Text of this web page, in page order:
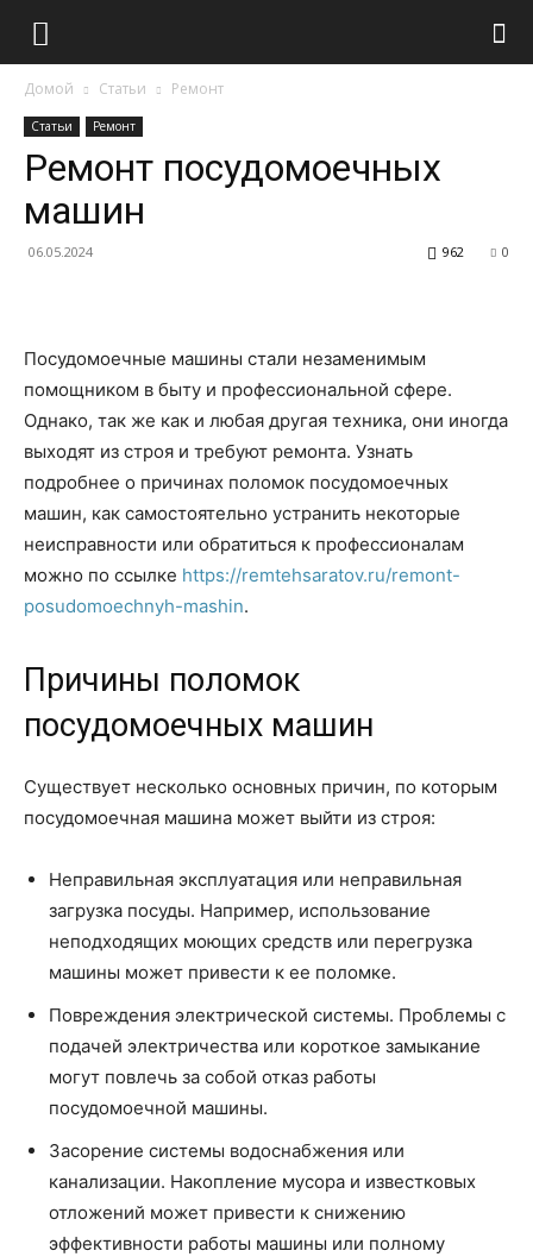
Домой Статьи Ремонт
Статьи Ремонт
Ремонт посудомоечных
машин
06.05.2024 0
962
Посудомоечные машины стали незаменимым
помощником в быту и профессиональной сфере.
Однако, так же как и любая другая техника, они иногда
выходят из строя и требуют ремонта. Узнать
подробнее о причинах поломок посудомоечных
машин, как самостоятельно устранить некоторые
неисправности или обратиться к профессионалам
можно по ссылке https://remtehsaratov.ru/remont-
posudomoechnyh-mashin.
Причины поломок
посудомоечных машин
Существует несколько основных причин, по которым
посудомоечная машина может выйти из строя:
Неправильная эксплуатация или неправильная
загрузка посуды. Например, использование
неподходящих моющих средств или перегрузка
машины может привести к ее поломке.
Повреждения электрической системы. Проблемы с
подачей электричества или короткое замыкание
могут повлечь за собой отказ работы
посудомоечной машины.
Засорение системы водоснабжения или
канализации. Накопление мусора и известковых
отложений может привести к снижению
эффективности работы машины или полному